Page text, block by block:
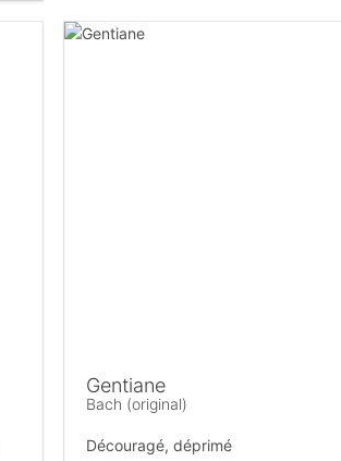
Gentiane
Bach (original)
Découragé, déprimé